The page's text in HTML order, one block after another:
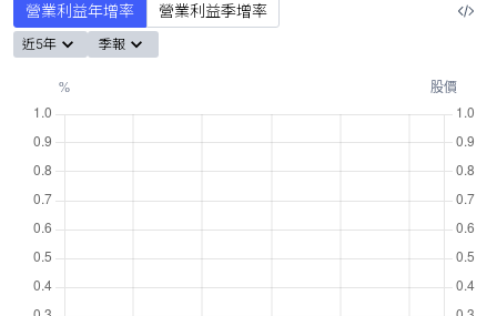
營業利益年增率 營業利益季增率
近5年 季報